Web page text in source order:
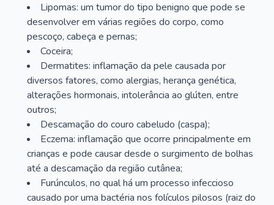
Lipomas: um tumor do tipo benigno que pode se
desenvolver em várias regiões do corpo, como
pescoço, cabeça e pernas;
Coceira;
Dermatites: inflamação da pele causada por
diversos fatores, como alergias, herança genética,
alterações hormonais, intolerância ao glúten, entre
outros;
Descamação do couro cabeludo (caspa);
Eczema: inflamação que ocorre principalmente em
crianças e pode causar desde o surgimento de bolhas
até a descamação da região cutânea;
Furúnculos, no qual há um processo infeccioso
causado por uma bactéria nos folículos pilosos (raiz do